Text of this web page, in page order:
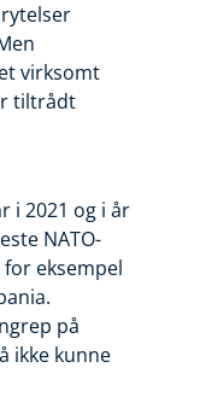
virksomt
tiltrådt
i 2021 og i år
NATO-
eksempel
på
ikke kunne